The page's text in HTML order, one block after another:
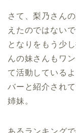
さて、梨乃さん
えたのではない
となりをもう少
んの妹さんもワ
て活動している
バーと紹介され
姉妹。
あるランキング